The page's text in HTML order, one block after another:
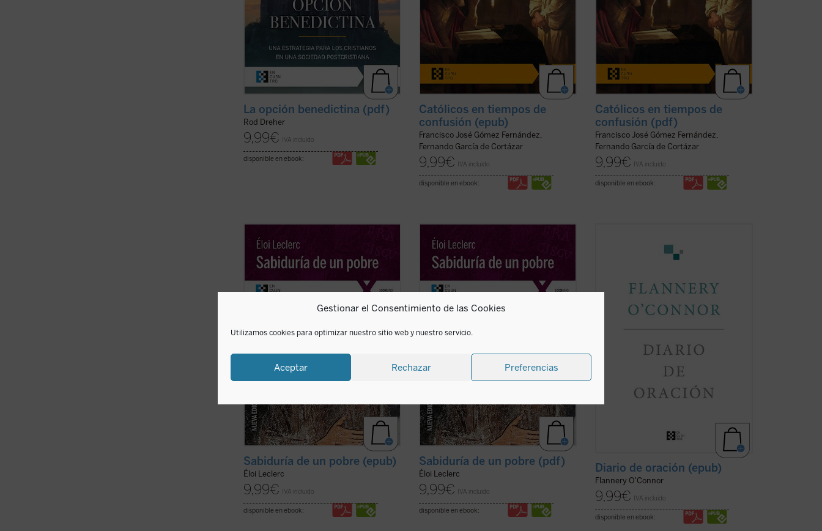
Gestionar el Consentimiento de las Cookies
Utilizamos cookies para optimizar nuestro sitio web y nuestro servicio.
Aceptar Rechazar Preferencias
La opción benedictina (pdf)
Rod Dreher
9,99€ IVA incluido
disponible en ebook:
Católicos en tiempos de
confusión (epub)
Francisco José Gómez Fernández,
Fernando García de Cortázar
9,99€ IVA incluido
disponible en ebook:
Católicos en tiempos de
confusión (pdf)
Francisco José Gómez Fernández,
Fernando García de Cortázar
9,99€ IVA incluido
disponible en ebook:
En este gran clásico de la literatura
Leclerc lleva a cabo una entrañable
relectura de la «sabiduría» del Pobrecillo
de Asís, llena de fuerte sensibilidad
(ver ficha)
Sabiduría de un pobre (epub)
Éloi Leclerc
9,99€ IVA incluido
disponible en ebook:
En este gran clásico de la literatura
Leclerc lleva a cabo una entrañable
relectura de la «sabiduría» del Pobrecillo
de Asís, llena de fuerte sensibilidad
totalmente ...(ver ficha)
Sabiduría de un pobre (pdf)
Éloi Leclerc
9,99€ IVA incluido
disponible en ebook:
contenía una serie de «cartas dirigidas a
terminó era evidente que la escritura del
diario había supuesto un cambio en su
(ver ficha)
Diario de oración (epub)
Flannery O'Connor
9,99€ IVA incluido
disponible en ebook: